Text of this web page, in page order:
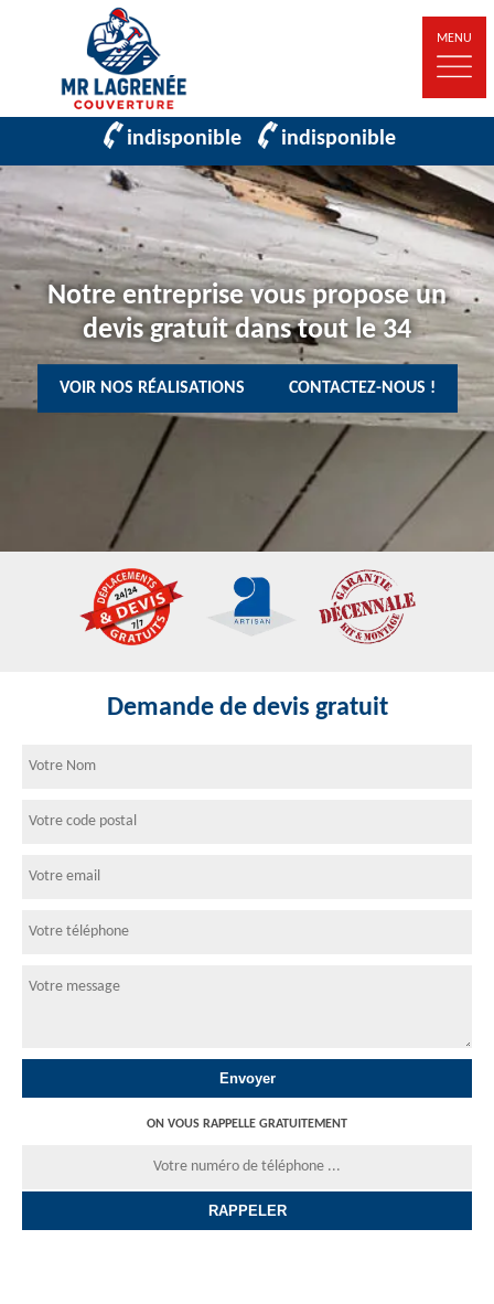
MENU
indisponible indisponible
Notre entreprise vous propose un
devis gratuit dans tout le 34
VOIR NOS RÉALISATIONS CONTACTEZ-NOUS !
Demande de devis gratuit
ON VOUS RAPPELLE GRATUITEMENT